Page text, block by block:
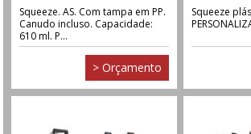
Squeeze. AS. Com tampa em PP.
Canudo incluso. Capacidade:
610 ml. P...
> Orçamento
Squeeze